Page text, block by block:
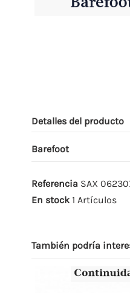
Detalles del producto
Barefoot
Referencia SAX
En stock 1 Artículos
También podría